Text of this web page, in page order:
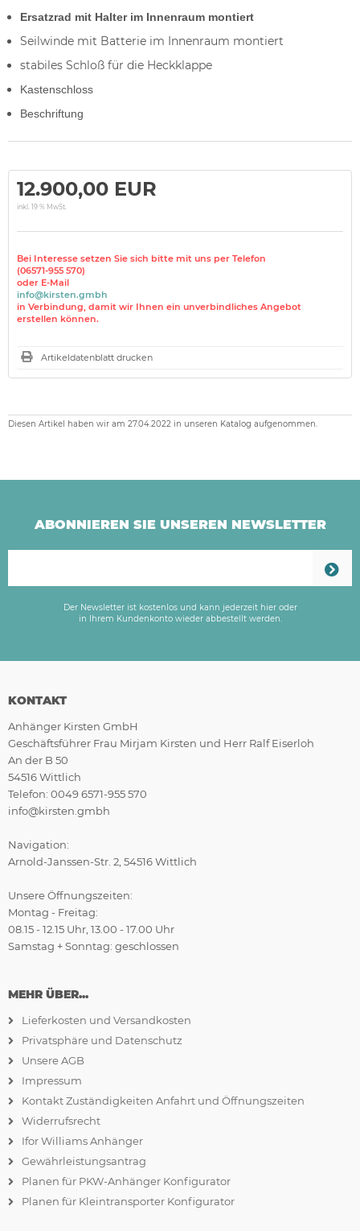
Ersatzrad mit Halter im Innenraum montiert
Seilwinde mit Batterie im Innenraum montiert
stabiles Schloß für die Heckklappe
Kastenschloss
Beschriftung
12.900,00 EUR
inkl. 19 % MwSt.
Bei Interesse setzen Sie sich bitte mit uns per Telefon
(06571-955 570)
oder E-Mail
info@kirsten.gmbh
in Verbindung, damit wir Ihnen ein unverbindliches Angebot
erstellen können.
Artikeldatenblatt drucken
Diesen Artikel haben wir am 27.04.2022 in unseren Katalog aufgenommen.
ABONNIEREN SIE UNSEREN NEWSLETTER
Der Newsletter ist kostenlos und kann jederzeit hier oder
in Ihrem Kundenkonto wieder abbestellt werden.
KONTAKT
Anhänger Kirsten GmbH
Geschäftsführer Frau Mirjam Kirsten und Herr Ralf Eiserloh
An der B 50
54516 Wittlich
Telefon: 0049 6571-955 570
info@kirsten.gmbh
Navigation:
Arnold-Janssen-Str. 2, 54516 Wittlich
Unsere Öffnungszeiten:
Montag - Freitag:
08.15 - 12.15 Uhr, 13.00 - 17.00 Uhr
Samstag + Sonntag: geschlossen
MEHR ÜBER...
Lieferkosten und Versandkosten
Privatsphäre und Datenschutz
Unsere AGB
Impressum
Kontakt Zuständigkeiten Anfahrt und Öffnungszeiten
Widerrufsrecht
Ifor Williams Anhänger
Gewährleistungsantrag
Planen für PKW-Anhänger Konfigurator
Planen für Kleintransporter Konfigurator